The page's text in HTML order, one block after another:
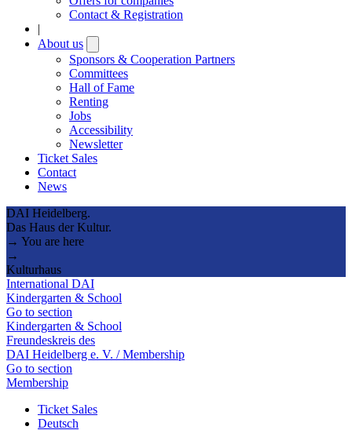
Contact & Registration
|
About us
submenu
Sponsors & Cooperation Partners
Committees
Hall of Fame
Renting
Jobs
Accessibility
Newsletter
Ticket Sales
Contact
News
DAI Heidelberg.
Das Haus der Kultur.
→ You are here
→
Kulturhaus
International DAI
Kindergarten & School
Go to section
Kindergarten & School
Freundeskreis des
DAI Heidelberg e. V. / Membership
Go to section
Membership
Ticket Sales
Deutsch